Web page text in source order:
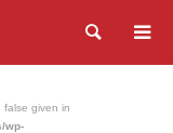
検索
false given in
wp-